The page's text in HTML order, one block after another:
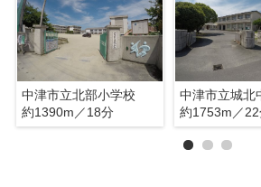
中津市立北部小学校
約1390m／18分
中津市立城北
約1753m／